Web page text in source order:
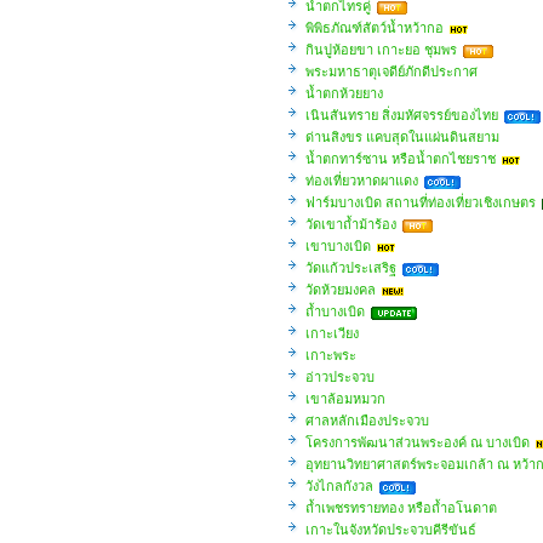
น้ำตกไทรคู่
พิพิธภัณฑ์สัตว์น้ำหว้ากอ
กินปูห้อยขา เกาะยอ ชุมพร
พระมหาธาตุเจดีย์ภักดีประกาศ
น้ำตกห้วยยาง
เนินสันทราย สิ่งมหัศจรรย์ของไทย
ด่านสิงขร แคบสุดในแผ่นดินสยาม
น้ำตกทาร์ซาน หรือน้ำตกไชยราช
ท่องเที่ยวหาดผาแดง
ฟาร์มบางเบิด สถานที่ท่องเที่ยวเชิงเกษตร
วัดเขาถ้ำม้าร้อง
เขาบางเบิด
วัดแก้วประเสริฐ
วัดห้วยมงคล
ถ้ำบางเบิด
เกาะเวียง
เกาะพระ
อ่าวประจวบ
เขาล้อมหมวก
ศาลหลักเมืองประจวบ
โครงการพัฒนาส่วนพระองค์ ณ บางเบิด
อุทยานวิทยาศาสตร์พระจอมเกล้า ณ หว้า
วังไกลกังวล
ถ้ำเพชรทรายทอง หรือถ้ำอโนดาต
เกาะในจังหวัดประจวบคีรีขันธ์